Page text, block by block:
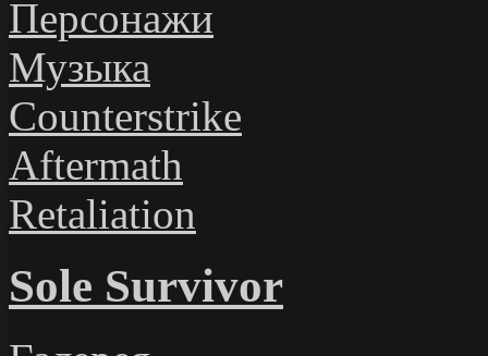
Персонажи
Музыка
Counterstrike
Aftermath
Retaliation
Sole Survivor